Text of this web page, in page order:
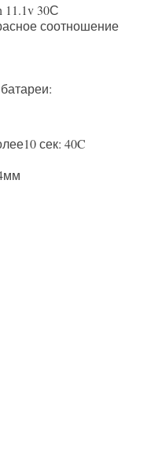
11.1v 30С
соотношение
сек: 40C